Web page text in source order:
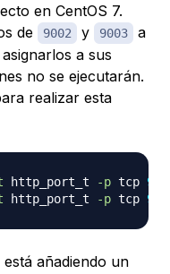
en CentOS 7.
de
9002 y 9003
a
a sus
no se ejecutarán.
realizar esta
http_port_t -p tcp
http_port_t -p tcp
añadiendo un